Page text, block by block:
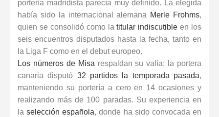
portería madridista parecía muy definido. La elegida
había sido la internacional alemana Merle Frohms,
quien se consolidó como latitular indiscutible en los
seis encuentros disputados hasta la fecha, tanto en
la Liga F como en el debut europeo.
Los números de Misarespaldan su valía: la portera
canaria disputó 32 partidos la temporada pasada,
manteniendo su portería a cero en 14 ocasiones y
realizando más de 100 paradas. Su experiencia en
laselección española, donde ha sido convocada en